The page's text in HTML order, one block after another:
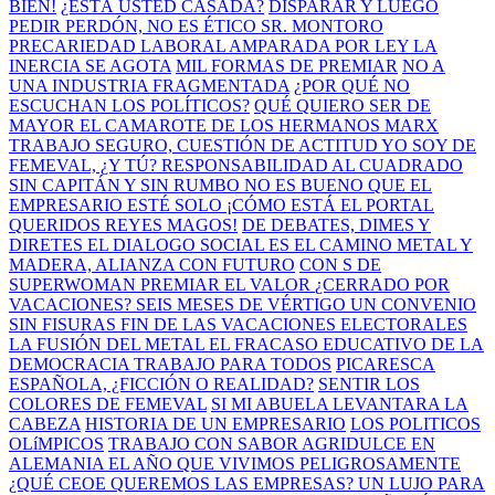
BIEN! ¿ESTÁ USTED CASADA? DISPARAR Y LUEGO
PEDIR PERDÓN, NO ES ÉTICO SR. MONTORO
PRECARIEDAD LABORAL AMPARADA POR LEY LA
INERCIA SE AGOTA MIL FORMAS DE PREMIAR NO A
UNA INDUSTRIA FRAGMENTADA ¿POR QUÉ NO
ESCUCHAN LOS POLÍTICOS? QUÉ QUIERO SER DE
MAYOR EL CAMAROTE DE LOS HERMANOS MARX
TRABAJO SEGURO, CUESTIÓN DE ACTITUD YO SOY DE
FEMEVAL, ¿Y TÚ? RESPONSABILIDAD AL CUADRADO
SIN CAPITÁN Y SIN RUMBO NO ES BUENO QUE EL
EMPRESARIO ESTÉ SOLO ¡CÓMO ESTÁ EL PORTAL
QUERIDOS REYES MAGOS! DE DEBATES, DIMES Y
DIRETES EL DIALOGO SOCIAL ES EL CAMINO METAL Y
MADERA, ALIANZA CON FUTURO CON S DE
SUPERWOMAN PREMIAR EL VALOR ¿CERRADO POR
VACACIONES? SEIS MESES DE VÉRTIGO UN CONVENIO
SIN FISURAS FIN DE LAS VACACIONES ELECTORALES
LA FUSIÓN DEL METAL EL FRACASO EDUCATIVO DE LA
DEMOCRACIA TRABAJO PARA TODOS PICARESCA
ESPAÑOLA, ¿FICCIÓN O REALIDAD? SENTIR LOS
COLORES DE FEMEVAL SI MI ABUELA LEVANTARA LA
CABEZA HISTORIA DE UN EMPRESARIO LOS POLITICOS
OLíMPICOS TRABAJO CON SABOR AGRIDULCE EN
ALEMANIA EL AÑO QUE VIVIMOS PELIGROSAMENTE
¿QUÉ CEOE QUEREMOS LAS EMPRESAS? UN LUJO PARA